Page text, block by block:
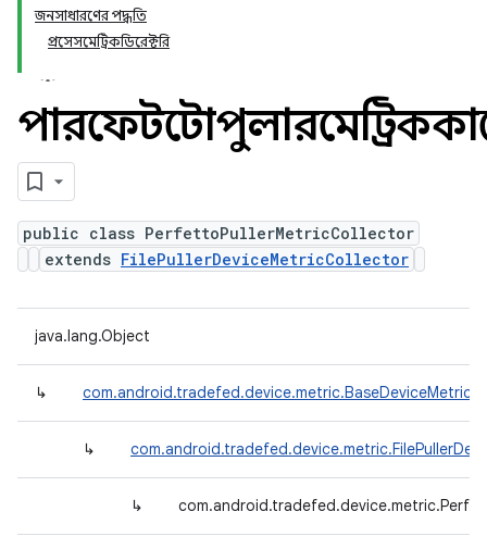
জনসাধারণের পদ্ধতি
প্রসেসমেট্রিকডিরেক্টরি
public class PerfettoPullerMetricCollector
extends FilePullerDeviceMetricCollector
java.lang.Object
↳
↳
↳